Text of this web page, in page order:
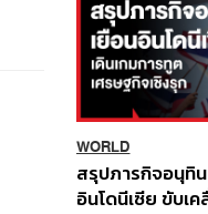
WORLD
สรุปภารกิจอนุทิ
อินโดนีเซีย ขับเ